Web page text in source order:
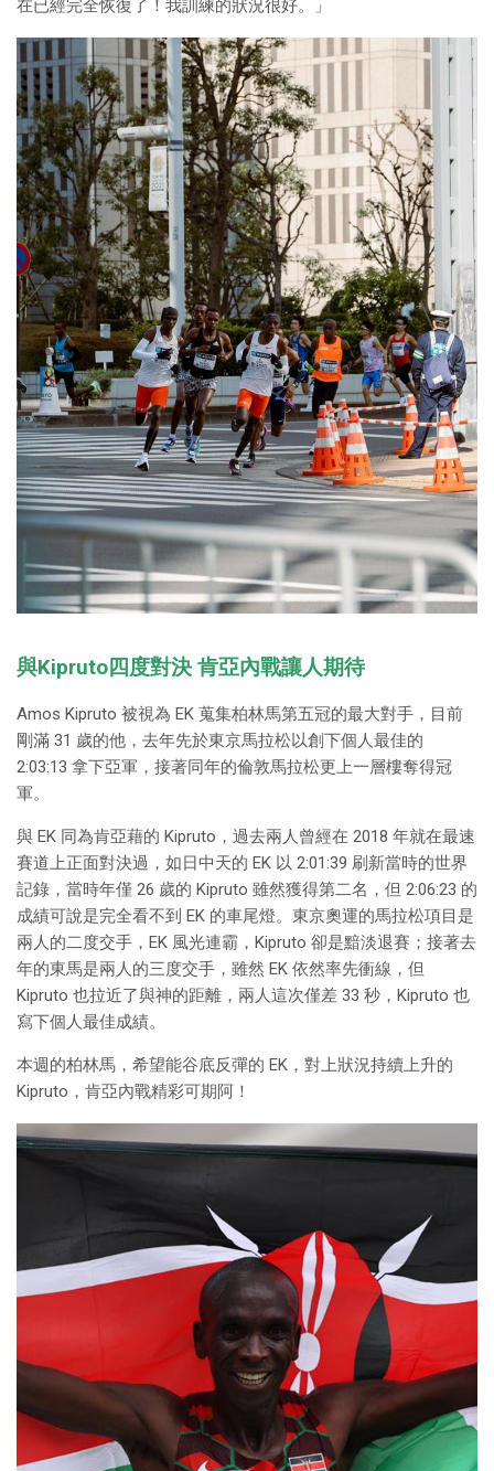
在已經完全恢復了！我訓練的狀況很好。」
與Kipruto四度對決 肯亞內戰讓人期待
Amos Kipruto 被視為 EK 蒐集柏林馬第五冠的最大對手，目前
剛滿 31 歲的他，去年先於東京馬拉松以創下個人最佳的
2:03:13 拿下亞軍，接著同年的倫敦馬拉松更上一層樓奪得冠
軍。
與 EK 同為肯亞藉的 Kipruto，過去兩人曾經在 2018 年就在最速
賽道上正面對決過，如日中天的 EK 以 2:01:39 刷新當時的世界
記錄，當時年僅 26 歲的 Kipruto 雖然獲得第二名，但 2:06:23 的
成績可說是完全看不到 EK 的車尾燈。東京奧運的馬拉松項目是
兩人的二度交手，EK 風光連霸，Kipruto 卻是黯淡退賽；接著去
年的東馬是兩人的三度交手，雖然 EK 依然率先衝線，但
Kipruto 也拉近了與神的距離，兩人這次僅差 33 秒，Kipruto 也
寫下個人最佳成績。
本週的柏林馬，希望能谷底反彈的 EK，對上狀況持續上升的
Kipruto，肯亞內戰精彩可期阿！